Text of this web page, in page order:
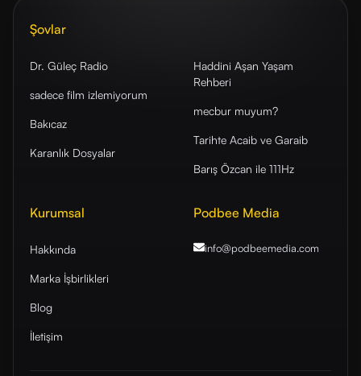
Şovlar
Dr. Güleç Radio
sadece film izlemiyorum
Bakıcaz
Karanlık Dosyalar
Haddini Aşan Yaşam
Rehberi
mecbur muyum?
Tarihte Acaib ve Garaib
Barış Özcan ile 111Hz
Kurumsal
Hakkında
Marka İşbirlikleri
Blog
İletişim
Podbee Media
info@podbeemedia.com